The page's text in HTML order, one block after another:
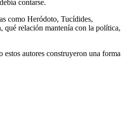
contarse.
como Heródoto, Tucídides,
relación mantenía con la política,
autores construyeron una forma